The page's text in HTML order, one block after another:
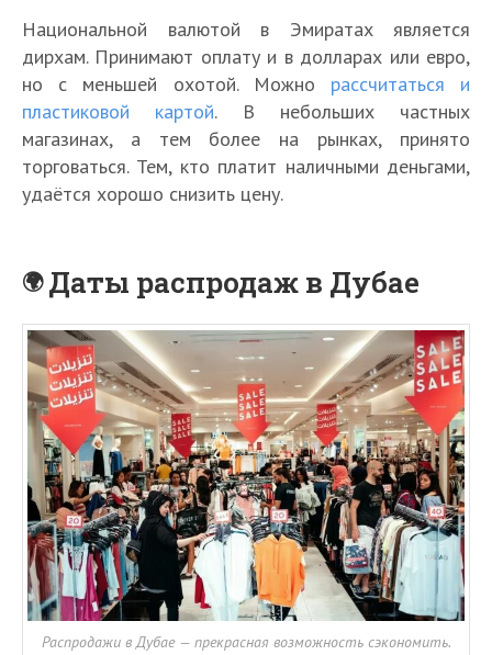
Национальной валютой в Эмиратах является
дирхам. Принимают оплату и в долларах или евро,
но с меньшей охотой. Можно рассчитаться и
пластиковой картой. В небольших частных
магазинах, а тем более на рынках, принято
торговаться. Тем, кто платит наличными деньгами,
удаётся хорошо снизить цену.
Даты распродаж в Дубае
Распродажи в Дубае — прекрасная возможность сэкономить.